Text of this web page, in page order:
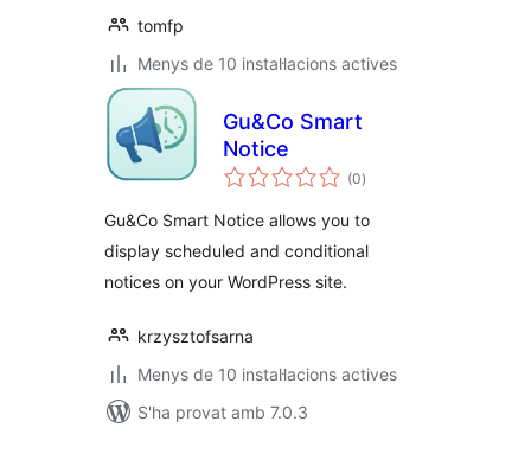
tomfp
Menys de 10 instal·lacions actives
Gu&Co Smart
Notice
(0puntuacions
totals
)
Gu&Co Smart Notice allows you to
display scheduled and conditional
notices on your WordPress site.
krzysztofsarna
Menys de 10 instal·lacions actives
S'ha provat amb 7.0.3